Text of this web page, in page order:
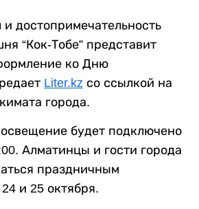
достопримечательность
“Кок-Тобе” представит
ко Дню
Liter.kz со ссылкой на
города.
будет подключено
Алматинцы и гости города
праздничным
и 25 октября.